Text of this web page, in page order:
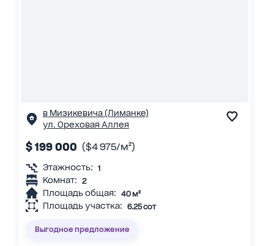
в Мизикевича (Лиманке)
ул. Ореховая Аллея
$ 199 000 ($4 975/м²)
Этажность: 1
Комнат: 2
Площадь общая: 40 м²
Площадь участка: 6.25 сот
Выгодное предложение